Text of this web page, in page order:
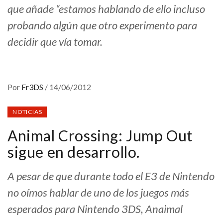
que añade “estamos hablando de ello incluso
probando algún que otro experimento para
decidir que vía tomar.
Por Fr3DS / 14/06/2012
NOTICIAS
Animal Crossing: Jump Out
sigue en desarrollo.
A pesar de que durante todo el E3 de Nintendo
no oímos hablar de uno de los juegos más
esperados para Nintendo 3DS, Anaimal